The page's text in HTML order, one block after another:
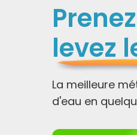
levez
La meilleure
d'eau en